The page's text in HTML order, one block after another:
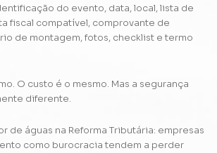
do evento, data, local, lista de
fiscal compatível, comprovante de
de montagem, fotos, checklist e termo
O custo é o mesmo. Mas a segurança
diferente.
de águas na Reforma Tributária: empresas
como burocracia tendem a perder